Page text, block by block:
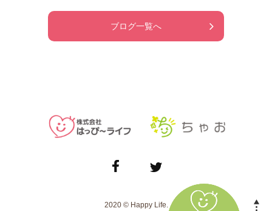
ブログ一覧へ
2020 © Happy Life.